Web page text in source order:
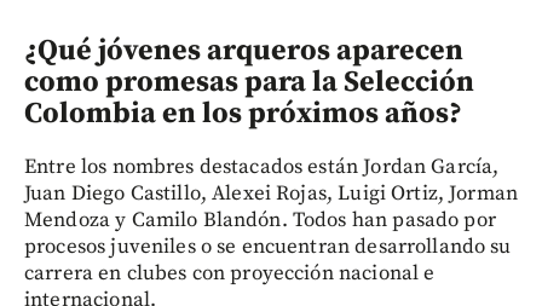
¿Qué jóvenes arqueros aparecen
como promesas para la Selección
Colombia en los próximos años?
Entre los nombres destacados están Jordan García,
Juan Diego Castillo, Alexei Rojas, Luigi Ortiz, Jorman
Mendoza y Camilo Blandón. Todos han pasado por
procesos juveniles o se encuentran desarrollando su
carrera en clubes con proyección nacional e
internacional.